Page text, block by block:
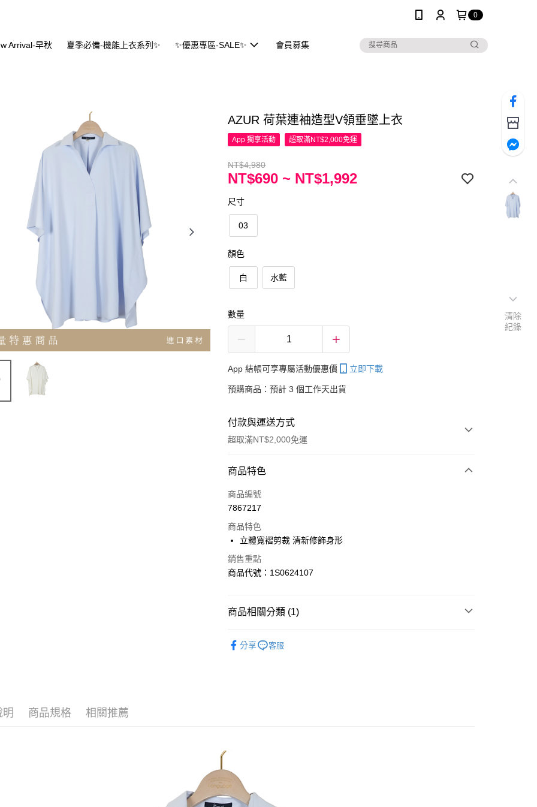
0
Arrival-早秋 夏季必備-機能上衣系列✨ ✨優惠專區-SALE✨ 會員募集
AZUR 荷葉連袖造型V領垂墜上衣
App 獨享活動 超取滿NT$2,000免運
NT$4,980
NT$690 ~ NT$1,992
尺寸
03
顏色
白 水藍
數量
App 結帳可享專屬活動優惠價 立即下載
預購商品：預計 3 個工作天出貨
付款與運送方式
超取滿NT$2,000免運
付款方式
信用卡一次付款
LINE Pay
Apple Pay
相關說明
【關於「AFTEE先享後付」】
／ATM／網路銀行／等多元方式進行付款，方視為交易完成。
※ 請注意：結帳手續完成當下不需立刻繳費，但若您需要取消訂單，請聯
絡購買商品的店家。未經商家同意取消之訂單仍視為有效，需透過AFTEE
7-11--滿2000元免運
每筆NT$60，滿NT$2,000(含以上)免運費
商品特色
商品編號
7867217
商品特色
立體寬褶剪裁 清新修飾身形
銷售重點
商品代號：1S0624107
商品相關分類 (1)
分享
客服
明 商品規格 相關推薦
清除
紀錄